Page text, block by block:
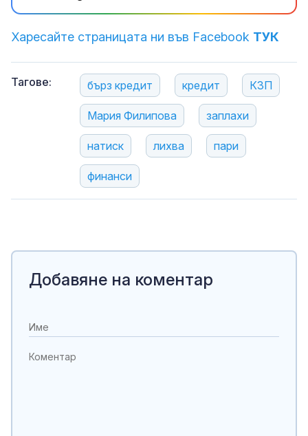
Харесайте страницата ни във Facebook ТУК
Тагове: бърз кредит кредит КЗП
Мария Филипова заплахи
натиск лихва пари
финанси
Добавяне на коментар